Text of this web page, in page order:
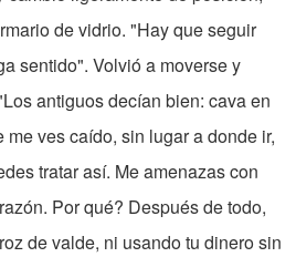
de vidrio. "Hay que seguir
sentido". Volvió a moverse y
antiguos decían bien: cava en
ves caído, sin lugar a donde ir,
tratar así. Me amenazas con
Por qué? Después de todo,
de valde, ni usando tu dinero sin